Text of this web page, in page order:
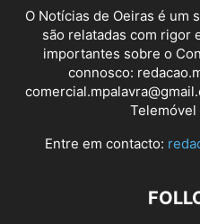
O Notícias de Oeiras é um
são relatadas com rigor
importantes sobre o
connosco:
Telemóvel
Entre em contacto: